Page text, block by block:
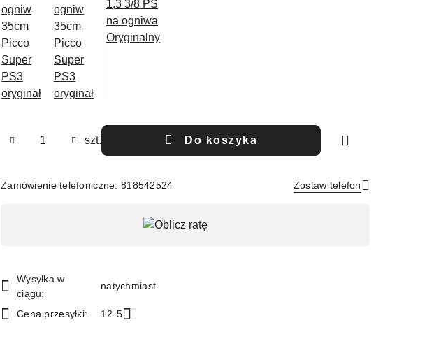
szt. Do koszyka
Zamówienie telefoniczne: 818542524 Zostaw telefon
i
dostawa
Wysyłka w
ciągu:
natychmiast
Cena przesyłki: 12.5